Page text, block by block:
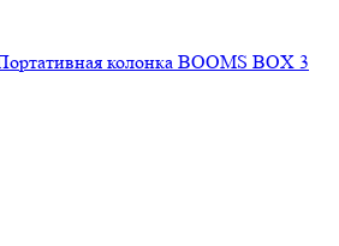
колонка BOOMS BOX 3